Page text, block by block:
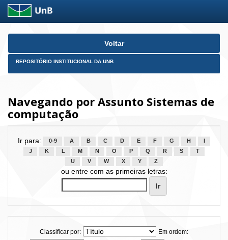
Skip
Voltar
REPOSITÓRIO INSTITUCIONAL DA UNB
Navegando por Assunto Sistemas de
computação
Ir para: 0-9 A B C D E F G H
J
K L M N O P Q R S
T
U
V W X Y Z
ou entre com as primeiras letras:
Classificar por:
Em ordem: